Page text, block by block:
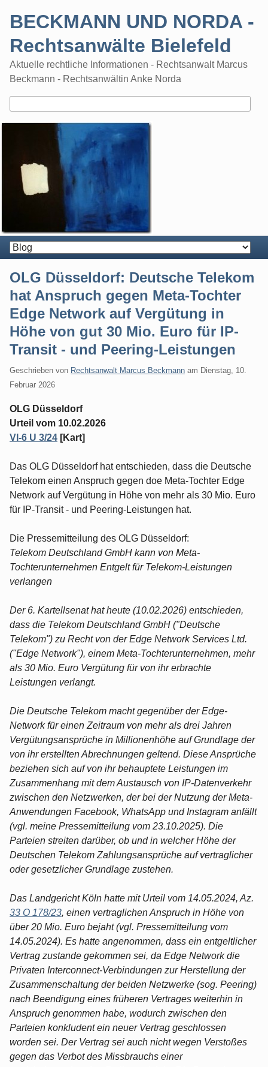
BECKMANN UND NORDA -
Rechtsanwälte Bielefeld
Aktuelle rechtliche Informationen - Rechtsanwalt Marcus
Beckmann - Rechtsanwältin Anke Norda
OLG Düsseldorf: Deutsche Telekom
hat Anspruch gegen Meta-Tochter
Edge Network auf Vergütung in
Höhe von gut 30 Mio. Euro für IP-
Transit - und Peering-Leistungen
Geschrieben von Rechtsanwalt Marcus Beckmann am Dienstag, 10.
Februar 2026
OLG Düsseldorf
Urteil vom 10.02.2026
VI-6 U 3/24 [Kart]
Das OLG Düsseldorf hat entschieden, dass die Deutsche
Telekom einen Anspruch gegen doe Meta-Tochter Edge
Network auf Vergütung in Höhe von mehr als 30 Mio. Euro
für IP-Transit - und Peering-Leistungen hat.
Die Pressemitteilung des OLG Düsseldorf:
Telekom Deutschland GmbH kann von Meta-
Tochterunternehmen Entgelt für Telekom-Leistungen
verlangen
Der 6. Kartellsenat hat heute (10.02.2026) entschieden,
dass die Telekom Deutschland GmbH ("Deutsche
Telekom") zu Recht von der Edge Network Services Ltd.
("Edge Network"), einem Meta-Tochterunternehmen, mehr
als 30 Mio. Euro Vergütung für von ihr erbrachte
Leistungen verlangt.
Die Deutsche Telekom macht gegenüber der Edge-
Network für einen Zeitraum von mehr als drei Jahren
Vergütungsansprüche in Millionenhöhe auf Grundlage der
von ihr erstellten Abrechnungen geltend. Diese Ansprüche
beziehen sich auf von ihr behauptete Leistungen im
Zusammenhang mit dem Austausch von IP-Datenverkehr
zwischen den Netzwerken, der bei der Nutzung der Meta-
Anwendungen Facebook, WhatsApp und Instagram anfällt
(vgl. meine Pressemitteilung vom 23.10.2025). Die
Parteien streiten darüber, ob und in welcher Höhe der
Deutschen Telekom Zahlungsansprüche auf vertraglicher
oder gesetzlicher Grundlage zustehen.
Das Landgericht Köln hatte mit Urteil vom 14.05.2024, Az.
33 O 178/23, einen vertraglichen Anspruch in Höhe von
über 20 Mio. Euro bejaht (vgl. Pressemitteilung vom
14.05.2024). Es hatte angenommen, dass ein entgeltlicher
Vertrag zustande gekommen sei, da Edge Network die
Privaten Interconnect-Verbindungen zur Herstellung der
Zusammenschaltung der beiden Netzwerke (sog. Peering)
nach Beendigung eines früheren Vertrages weiterhin in
Anspruch genommen habe, wodurch zwischen den
Parteien konkludent ein neuer Vertrag geschlossen
worden sei. Der Vertrag sei auch nicht wegen Verstoßes
gegen das Verbot des Missbrauchs einer